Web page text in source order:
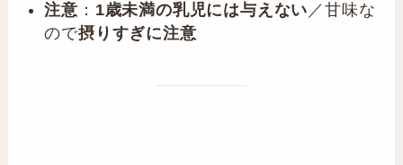
注意 ： 1歳未満の乳児には与えない ／甘味な
ので摂りすぎに注意